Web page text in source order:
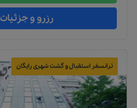
رزرو و جزئیات
ترانسفر استقبال و گشت شهری رایگان